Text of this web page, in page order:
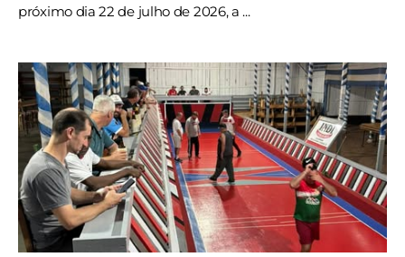
próximo dia 22 de julho de 2026, a ...